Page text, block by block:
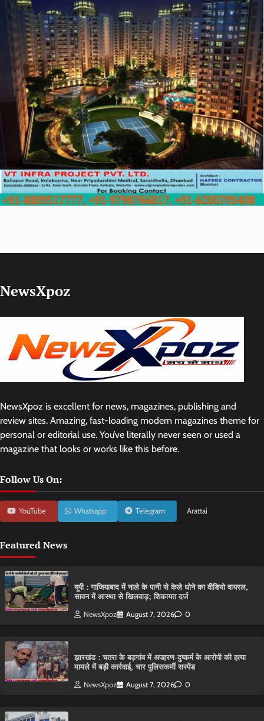
NewsXpoz
NewsXpoz is excellent for news, magazines, publishing and
review sites. Amazing, fast-loading modern magazines theme for
personal or editorial use. You’ve literally never seen or used a
magazine that looks or works like this before.
Follow Us On:
YouTube Whatsapp Telegram Arattai
Featured News
यूपी : गाजियाबाद में नाले के पानी से केले धोने का वीडियो वायरल,
सावन में आस्था से खिलवाड़; शिकायत दर्ज
NewsXpoz August 7, 2026 0
झारखंड : चतरा के बड़गांव में अपहरण-दुष्कर्म के आरोपी की हत्या
मामले में बड़ी कार्रवाई, चार पुलिसकर्मी सस्पेंड
NewsXpoz August 7, 2026 0